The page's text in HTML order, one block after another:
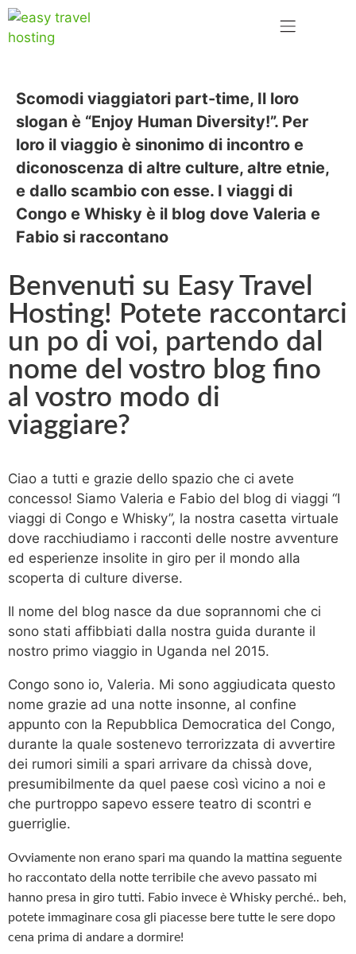
Scomodi viaggiatori part-time, Il loro
slogan è “Enjoy Human Diversity!”. Per
loro il viaggio è sinonimo di incontro e
diconoscenza di altre culture, altre etnie,
e dallo scambio con esse. I viaggi di
Congo e Whisky è il blog dove Valeria e
Fabio si raccontano
Benvenuti su Easy Travel
Hosting! Potete raccontarci
un po di voi, partendo dal
nome del vostro blog fino
al vostro modo di
viaggiare?​
Ciao a tutti e grazie dello spazio che ci avete
concesso! Siamo Valeria e Fabio del blog di viaggi “I
viaggi di Congo e Whisky”, la nostra casetta virtuale
dove racchiudiamo i racconti delle nostre avventure
ed esperienze insolite in giro per il mondo alla
scoperta di culture diverse.
Il nome del blog nasce da due soprannomi che ci
sono stati affibbiati dalla nostra guida durante il
nostro primo viaggio in Uganda nel 2015.
Congo sono io, Valeria. Mi sono aggiudicata questo
nome grazie ad una notte insonne, al confine
appunto con la Repubblica Democratica del Congo,
durante la quale sostenevo terrorizzata di avvertire
dei rumori simili a spari arrivare da chissà dove,
presumibilmente da quel paese così vicino a noi e
che purtroppo sapevo essere teatro di scontri e
guerriglie.
Ovviamente non erano spari ma quando la mattina seguente
ho raccontato della notte terribile che avevo passato mi
hanno presa in giro tutti. Fabio invece è Whisky perché.. beh,
potete immaginare cosa gli piacesse bere tutte le sere dopo
cena prima di andare a dormire!